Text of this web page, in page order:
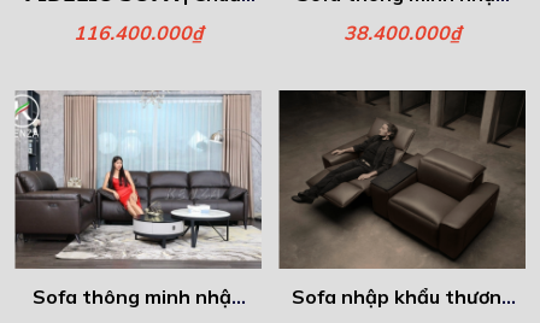
Mực Mới Của Sự Thoải
116.400.000₫
khẩu – Ghế đơn Gemma
38.400.000₫
Sofa thông minh nhập
Sofa nhập khẩu thương